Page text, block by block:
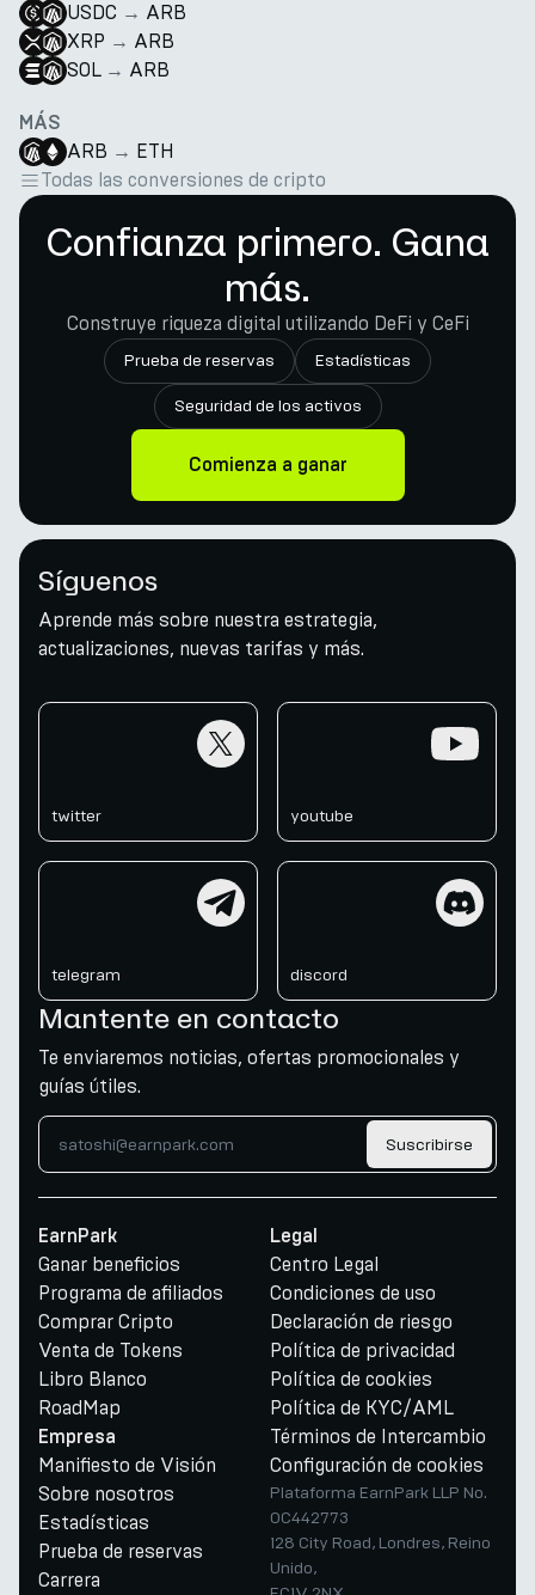
USDC → ARB
XRP → ARB
SOL → ARB
MÁS
ARB → ETH
Todas las conversiones de cripto
Confianza primero. Gana
más.
Construye riqueza digital utilizando DeFi y CeFi
Prueba de reservas Estadísticas
Seguridad de los activos
Comienza a ganar
Síguenos
Aprende más sobre nuestra estrategia,
actualizaciones, nuevas tarifas y más.
twitter youtube
telegram discord
Mantente en contacto
Te enviaremos noticias, ofertas promocionales y
guías útiles.
Suscribirse
EarnPark
Ganar beneficios
Programa de afiliados
Comprar Cripto
Venta de Tokens
Libro Blanco
RoadMap
Empresa
Manifiesto de Visión
Sobre nosotros
Estadísticas
Prueba de reservas
Carrera
Legal
Centro Legal
Condiciones de uso
Declaración de riesgo
Política de privacidad
Política de cookies
Política de KYC/AML
Términos de Intercambio
Configuración de cookies
Plataforma EarnPark LLP No.
OC442773
128 City Road, Londres, Reino
Unido,